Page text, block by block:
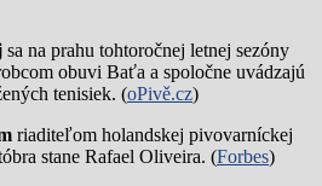
sa na prahu tohtoročnej letnej sezóny
obuvi Baťa a spoločne uvádzajú
tenisiek. (oPivě.cz)
riaditeľom holandskej pivovarníckej
stane Rafael Oliveira. (Forbes)